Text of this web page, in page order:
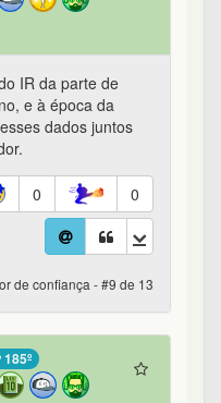
IR da parte de
e à época da
dados juntos
0 0
de confiança - #9 de 13
185º